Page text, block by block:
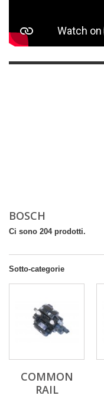
BOSCH
Ci sono 204 prodotti.
Sotto-categorie
COMMON
RAIL